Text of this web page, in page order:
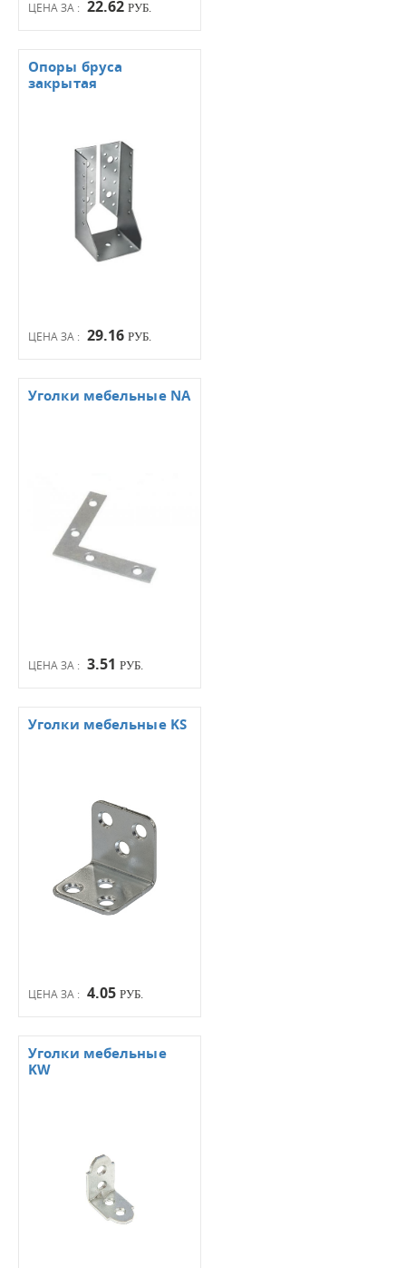
ЦЕНА ЗА : 22.62 РУБ.
ЦЕНА ЗА : 29.16 РУБ.
Опоры бруса
закрытая
ЦЕНА ЗА : 3.51 РУБ.
Уголки мебельные NA
ЦЕНА ЗА : 4.05 РУБ.
Уголки мебельные KS
Уголки мебельные
KW